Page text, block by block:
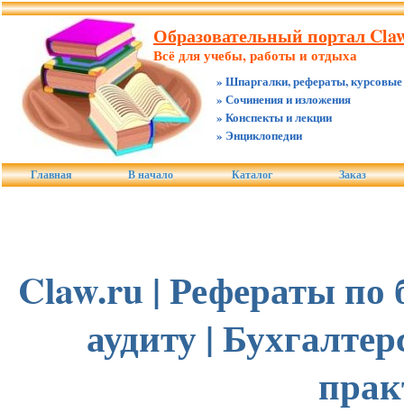
Образовательный портал
Всё для учебы, работы и отдыха
» Шпаргалки, рефераты, курсовые
» Сочинения и изложения
» Конспекты и лекции
» Энциклопедии
Главная В начало Каталог Заказ
Claw.ru | Рефераты по
аудиту |